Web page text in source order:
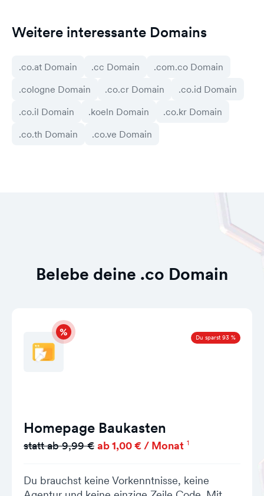
Weitere interessante Domains
.co.at Domain .cc Domain
.com.co Domain
.cologne Domain
.co.cr Domain
.co.id Domain
.co.il Domain
.koeln Domain
.co.kr Domain
.co.th Domain
.co.ve Domain
Belebe deine .co Domain
Du sparst 93 %
Homepage Baukasten
statt ab 9,99 € ab 1,00 € / Monat 1
Du brauchst keine Vorkenntnisse, keine